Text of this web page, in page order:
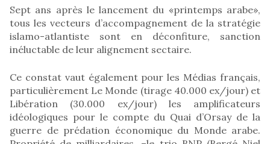
Sept ans après le lancement du «printemps arabe»,
tous les vecteurs d’accompagnement de la stratégie
islamo-atlantiste sont en déconfiture, sanction
inéluctable de leur alignement sectaire.
Ce constat vaut également pour les Médias français,
particulièrement Le Monde (tirage 40.000 ex/jour) et
Libération (30.000 ex/jour) les amplificateurs
idéologiques pour le compte du Quai d’Orsay de la
guerre de prédation économique du Monde arabe.